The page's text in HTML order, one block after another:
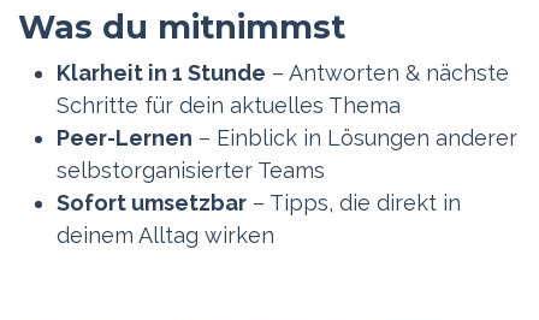
Was du mitnimmst
Klarheit in 1 Stunde – Antworten & nächste
Schritte für dein aktuelles Thema
Peer-Lernen – Einblick in Lösungen anderer
selbstorganisierter Teams
Sofort umsetzbar – Tipps, die direkt in
deinem Alltag wirken